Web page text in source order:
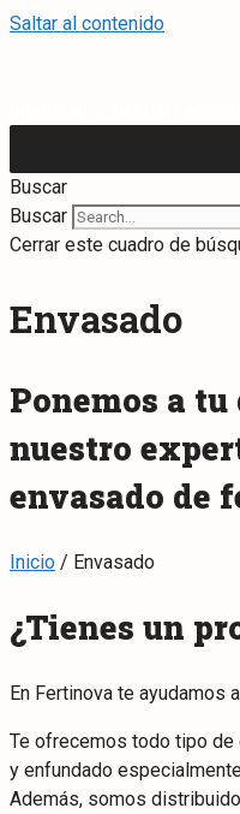
Saltar al contenido
Buscar
Buscar
Cerrar este cuadro de
Envasado
Ponemos a
nuestro
envasado de
Inicio / Envasado
¿Tienes un
En Fertinova te ayudamos
Te ofrecemos todo tipo
y enfundado
Además, somos